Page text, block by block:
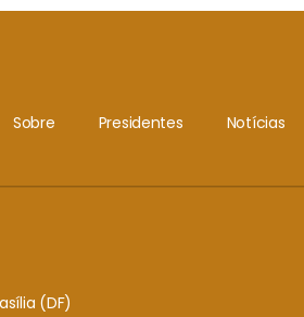
Sobre Presidentes Notícias
(DF)